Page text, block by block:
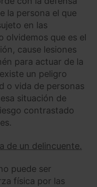
la persona el que
en las
olvidemos que es el
cause lesiones
para actuar de la
un peligro
o vida de personas
situación de
contrastado
de un delincuente.
puede ser
física por las